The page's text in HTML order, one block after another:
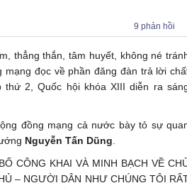
9 phản hồi
thẳng thắn, tâm huyết, không né
mạng đọc về phần đăng đàn trả lời
thứ 2, Quốc hội khóa XIII diễn ra
đồng mạng cả nước bày tỏ sự
Nguyễn Tấn Dũng
CÔNG KHAI VÀ MINH BẠCH VỀ
– NGƯỜI DÂN NHƯ CHÚNG TÔI